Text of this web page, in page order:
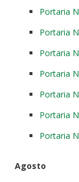
Portaria
Portaria
Portaria
Portaria
Portaria
Portaria
Portaria
Agosto